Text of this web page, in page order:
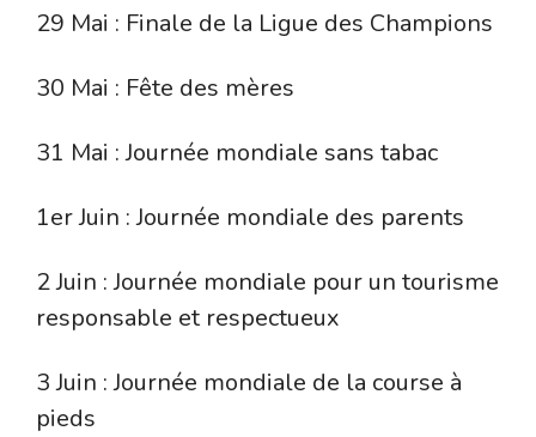
29 Mai : Finale de la Ligue des Champions
30 Mai : Fête des mères
31 Mai : Journée mondiale sans tabac
1er Juin : Journée mondiale des parents
2 Juin : Journée mondiale pour un tourisme
responsable et respectueux
3 Juin : Journée mondiale de la course à
pieds